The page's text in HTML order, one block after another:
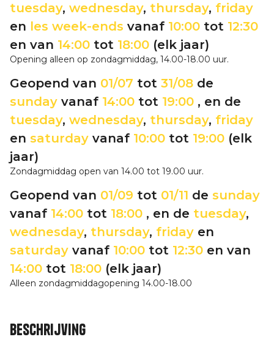
tuesday, wednesday, thursday, friday
en les week-ends vanaf 10:00 tot 12:30
en van 14:00 tot 18:00 (elk jaar)
Opening alleen op zondagmiddag, 14.00-18.00 uur.
Geopend van 01/07 tot 31/08 de
sunday vanaf 14:00 tot 19:00 , en de
tuesday, wednesday, thursday, friday
en saturday vanaf 10:00 tot 19:00 (elk
jaar)
Zondagmiddag open van 14.00 tot 19.00 uur.
Geopend van 01/09 tot 01/11 de sunday
vanaf 14:00 tot 18:00 , en de tuesday,
wednesday, thursday, friday en
saturday vanaf 10:00 tot 12:30 en van
14:00 tot 18:00 (elk jaar)
Alleen zondagmiddagopening 14.00-18.00
Beschrijving